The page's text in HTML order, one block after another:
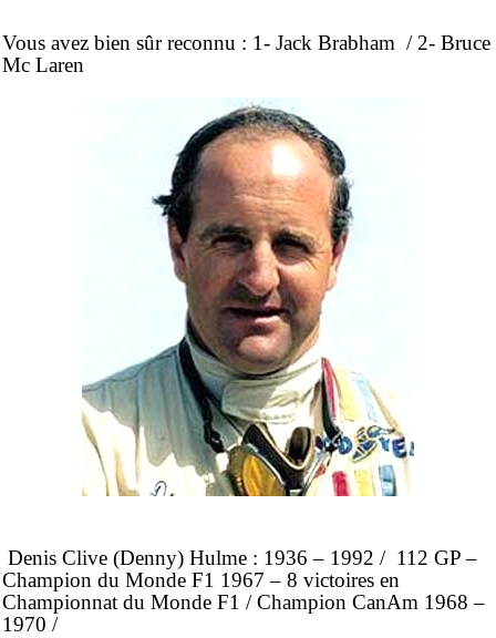
Vous avez bien sûr reconnu : 1- Jack Brabham / 2- Bruce
Mc Laren
Denis Clive (Denny) Hulme : 1936 – 1992 / 112 GP –
Champion du Monde F1 1967 – 8 victoires en
Championnat du Monde F1 / Champion CanAm 1968 –
1970 /